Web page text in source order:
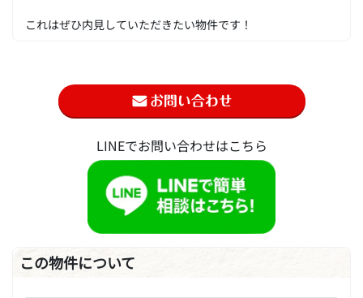
これはぜひ内見していただきたい物件です！
LINEでお問い合わせはこちら
この物件について